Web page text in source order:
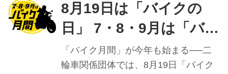
8月19日は「バイクの
日」 7・8・9月は「バイ
ク月間」
「バイク月間」が今年も始まる──二
輪車関係団体では、8月19日「バイク